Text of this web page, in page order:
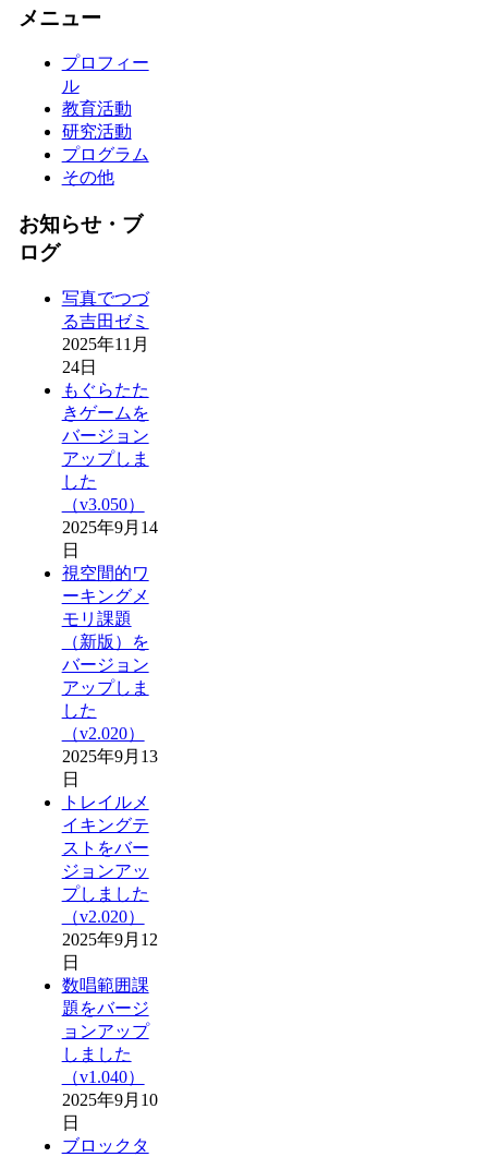
メニュー
プロフィー
ル
教育活動
研究活動
プログラム
その他
お知らせ・ブ
ログ
写真でつづ
る吉田ゼミ
2025年11月
24日
もぐらたた
きゲームを
バージョン
アップしま
した
（v3.050）
2025年9月14
日
視空間的ワ
ーキングメ
モリ課題
（新版）を
バージョン
アップしま
した
（v2.020）
2025年9月13
日
トレイルメ
イキングテ
ストをバー
ジョンアッ
プしました
（v2.020）
2025年9月12
日
数唱範囲課
題をバージ
ョンアップ
しました
（v1.040）
2025年9月10
日
ブロックタ